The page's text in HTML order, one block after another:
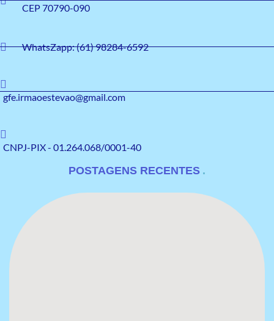
CEP 70790-090
WhatsZapp: (61) 98284-6592
gfe.irmaoestevao@gmail.com
CNPJ-PIX - 01.264.068/0001-40
POSTAGENS RECENTES